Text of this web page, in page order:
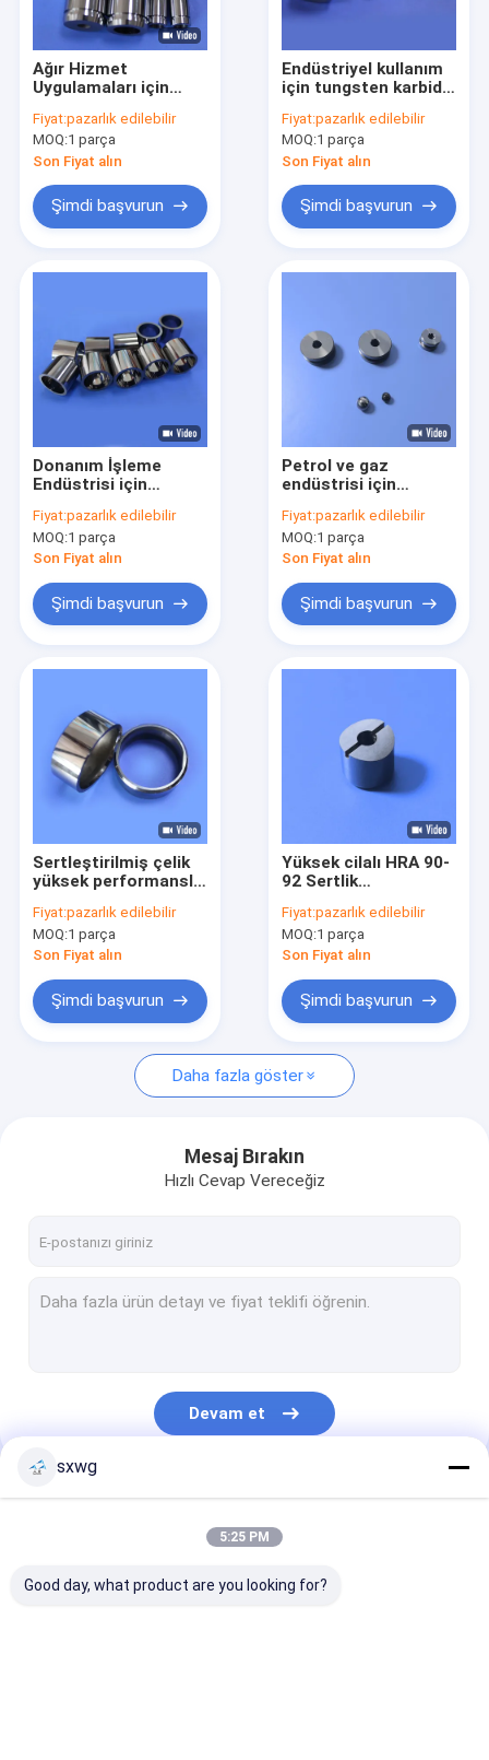
Videolar
Bizim Hakkımızda
Fabrika turu
Bizimle İletişim
Bir İndirim İste
Tungsten Karbür İşleme
Tungsten Karbür Punch
Tungsten Karbür Pimleri
Tungsten Karbür Düğme
Tungsten Karbür Bar
Tungsten Karpit Şeritleri
Ağır Hizmet
Uygulamaları için
Mükemmel Aşınma
Direncine Sahip
Yüksek Hassasiyetli
Tungsten Karbür
Oran Ters Çevirme
Manşonu
Fiyat:pazarlık edilebilir
MOQ:1 parça
Son Fiyat alın
Şimdi başvurun
Endüstriyel kullanım
için tungsten karbid
metal yumruk
Fiyat:pazarlık edilebilir
MOQ:1 parça
Son Fiyat alın
Şimdi başvurun
Donanım İşleme
Endüstrisi için
Performanslı
Tungsten Karbid
Tüpleri
Fiyat:pazarlık edilebilir
MOQ:1 parça
Son Fiyat alın
Şimdi başvurun
Petrol ve gaz
endüstrisi için
valf koltuğu ve valf
çekirdeği
Fiyat:pazarlık edilebilir
MOQ:1 parça
Son Fiyat alın
Şimdi başvurun
Sertleştirilmiş çelik
yüksek performanslı
karbid ruloları
Fiyat:pazarlık edilebilir
MOQ:1 parça
Son Fiyat alın
Şimdi başvurun
Yüksek cilalı HRA 90-
92 Sertlik
Tungsten Karbür
Koltuğu Yakıt Yağı
hortumu aletleri için
Fiyat:pazarlık edilebilir
MOQ:1 parça
Son Fiyat alın
Şimdi başvurun
Daha fazla göster
Mesaj Bırakın
Hızlı Cevap Vereceğiz
Devam et
Kategorilerimiz
sxwg
5:25 PM
Good day, what product are you looking for?